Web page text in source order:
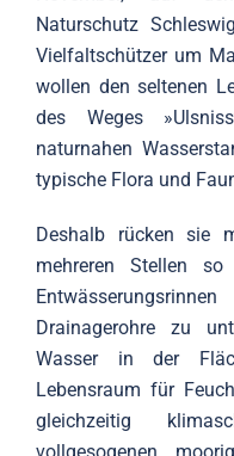
Naturschutz
Vielfaltschützer um
wollen den seltenen
des Weges
naturnahen
typische Flora und
Deshalb rücken sie
mehreren Stellen
Drainagerohre zu
Wasser in der
Lebensraum für
gleichzeitig
vollgesogenen